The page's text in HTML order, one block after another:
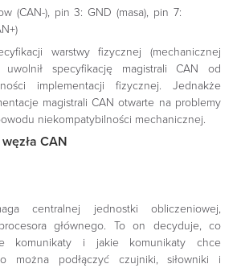
(CAN-), pin 3: GND (masa), pin 7:
warstwy fizycznej (mechanicznej
uwolnił specyfikację magistrali CAN od
implementacji fizycznej. Jednakże
magistrali CAN otwarte na problemy
niekompatybilności mechanicznej.
CAN
centralnej jednostki obliczeniowej,
głównego. To on decyduje, co
komunikaty i jakie komunikaty chce
można podłączyć czujniki, siłowniki i